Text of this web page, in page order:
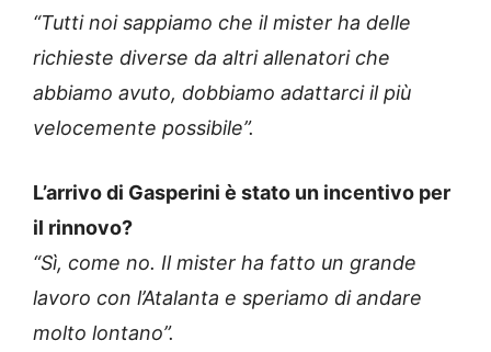
“Tutti noi sappiamo che il mister ha delle
richieste diverse da altri allenatori che
abbiamo avuto, dobbiamo adattarci il più
velocemente possibile”.
L’arrivo di Gasperini è stato un incentivo per
il rinnovo?
“Sì, come no. Il mister ha fatto un grande
lavoro con l’Atalanta e speriamo di andare
molto lontano”.